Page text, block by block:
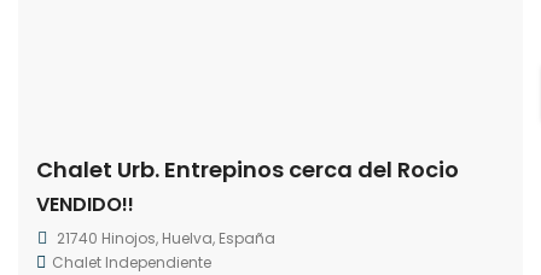
Chalet Urb. Entrepinos cerca del Rocio
VENDIDO!!
21740 Hinojos, Huelva, España
Chalet Independiente